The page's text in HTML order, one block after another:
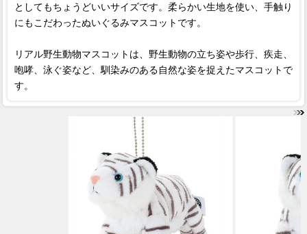
としてもちょうどいいサイズです。柔らかい生地を使い、手触り
にもこだわったぬいぐるみマスコットです。
リアル野生動物マスコットは、野生動物の立ち姿や歩行、疾走、
咆哮、泳ぐ姿など、馴染みのある自然な姿を捉えたマスコットで
す。